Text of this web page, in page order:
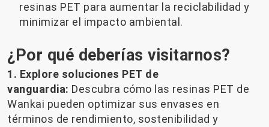
resinas PET para aumentar la reciclabilidad y
minimizar el impacto ambiental.
¿Por qué deberías visitarnos?
1. Explore soluciones PET de
vanguardia: Descubra cómo las resinas PET de
Wankai pueden optimizar sus envases en
términos de rendimiento, sostenibilidad y